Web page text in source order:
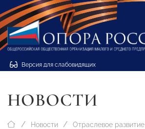
Версия для слабовидящих
НОВОСТИ
Новости Отраслевое развитие